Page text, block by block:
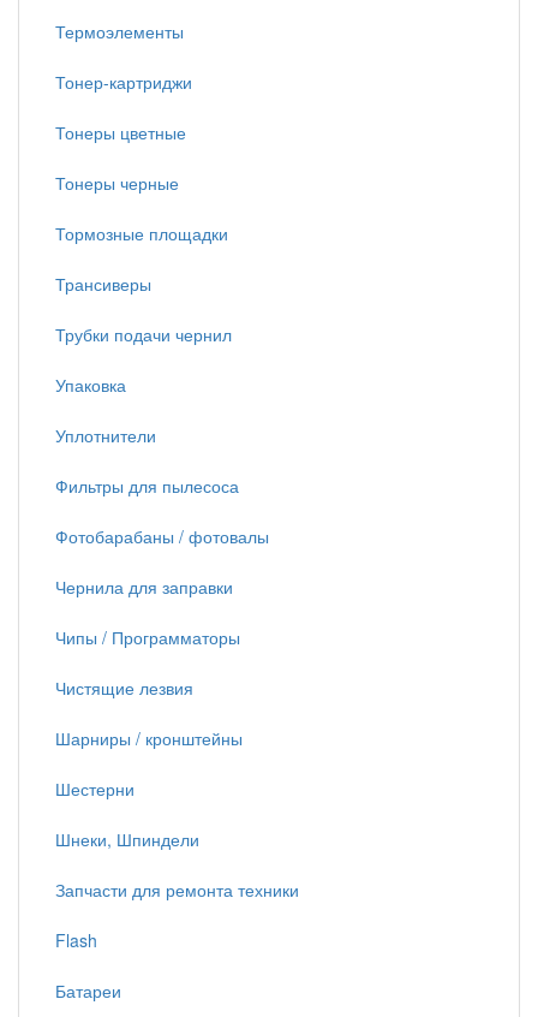
Термоэлементы
Тонер-картриджи
Тонеры цветные
Тонеры черные
Тормозные площадки
Трансиверы
Трубки подачи чернил
Упаковка
Уплотнители
Фильтры для пылесоса
Фотобарабаны / фотовалы
Чернила для заправки
Чипы / Программаторы
Чистящие лезвия
Шарниры / кронштейны
Шестерни
Шнеки, Шпиндели
Запчасти для ремонта техники
Flash
Батареи